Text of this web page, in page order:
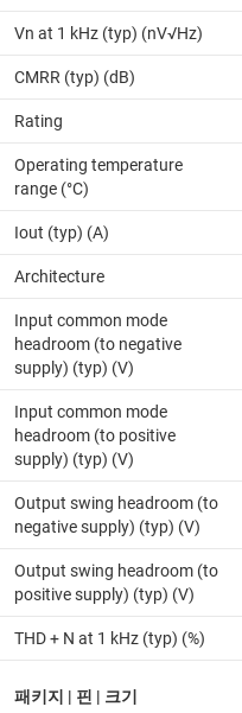
Vn at 1 kHz (typ) (nV√Hz)
CMRR (typ) (dB)
Rating
Operating temperature
range (°C)
Iout (typ) (A)
Architecture
Input common mode
headroom (to negative
supply) (typ) (V)
Input common mode
headroom (to positive
supply) (typ) (V)
Output swing headroom (to
negative supply) (typ) (V)
Output swing headroom (to
positive supply) (typ) (V)
THD + N at 1 kHz (typ) (%)